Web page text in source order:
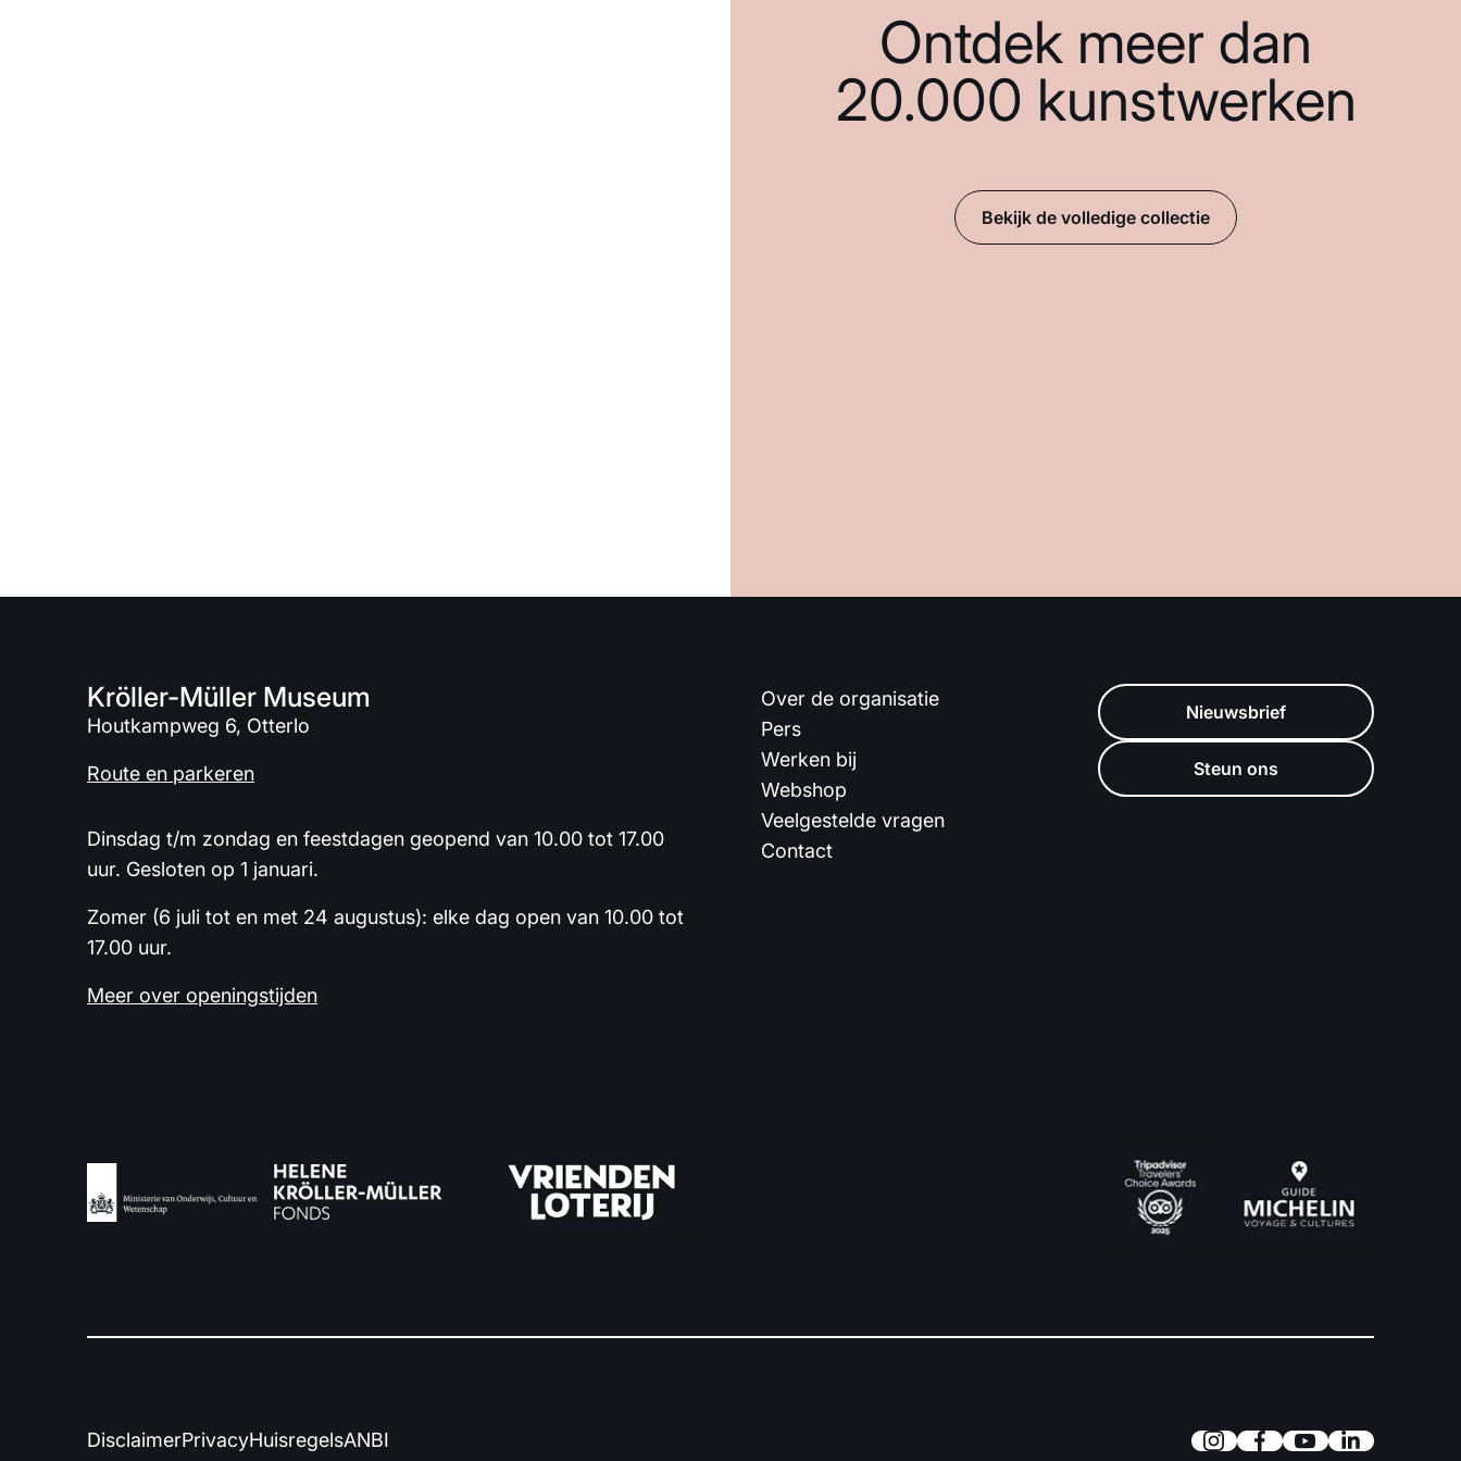
Ontdek meer dan
20.000 kunstwerken
Bekijk de volledige collectie
Kröller-Müller Museum
Houtkampweg 6, Otterlo
Route en parkeren
Dinsdag t/m zondag en feestdagen geopend van 10.00 tot 17.00
uur. Gesloten op 1 januari.
Zomer (6 juli tot en met 24 augustus): elke dag open van 10.00 tot
17.00 uur.
Meer over openingstijden
Over de organisatie
Pers
Werken bij
Webshop
Veelgestelde vragen
Contact
Nieuwsbrief
Steun ons
DisclaimerPrivacyHuisregelsANBI